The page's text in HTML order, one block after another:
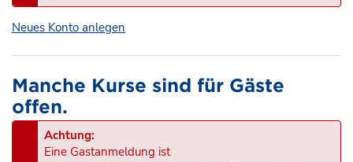
Neues Konto anlegen
Manche Kurse sind für Gäste
offen.
Achtung:
Eine Gastanmeldung ist